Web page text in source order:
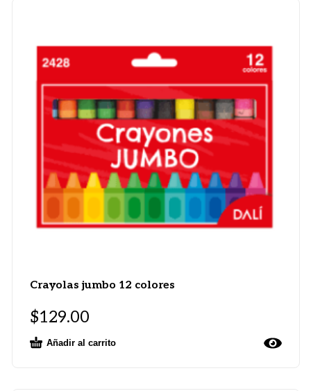
Crayolas jumbo 12 colores
$129.00
Añadir al carrito